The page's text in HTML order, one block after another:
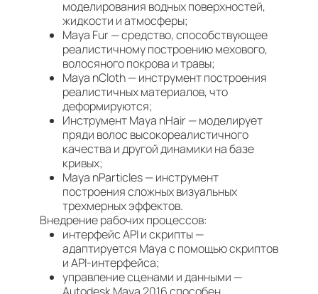
моделирования водных поверхностей,
жидкости и атмосферы;
Maya Fur — средство, способствующее
реалистичному построению мехового,
волосяного покрова и травы;
Maya nCloth — инструмент построения
реалистичных материалов, что
деформируются;
Инструмент Maya nHair — моделирует
пряди волос высокореалистичного
качества и другой динамики на базе
кривых;
Maya nParticles — инструмент
построения сложных визуальных
трехмерных эффектов.
Внедрение рабочих процессов:
интерфейс API и скрипты —
адаптируется Maya с помощью скриптов
и API-интерфейса;
управление сценами и данными —